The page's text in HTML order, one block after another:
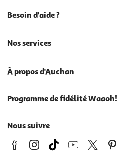
Besoin d'aide ?
Nos services
À propos d'Auchan
Programme de fidélité Waaoh!
Nous suivre